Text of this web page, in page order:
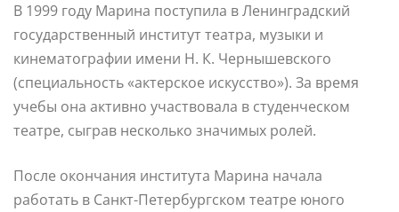
В 1999 году Марина поступила в Ленинградский
государственный институт театра, музыки и
кинематографии имени Н. К. Чернышевского
(специальность «актерское искусство»). За время
учебы она активно участвовала в студенческом
театре, сыграв несколько значимых ролей.
После окончания института Марина начала
работать в Санкт-Петербургском театре юного